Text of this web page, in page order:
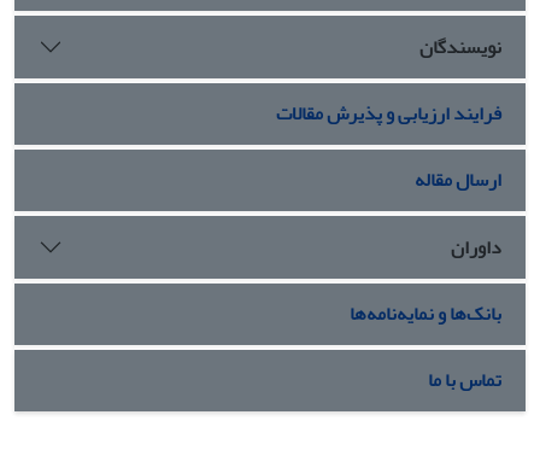
نویسندگان
فرایند ارزیابی و پذیرش مقالات
ارسال مقاله
داوران
بانک‌ها و نمایه‌نامه‌ها
تماس با ما